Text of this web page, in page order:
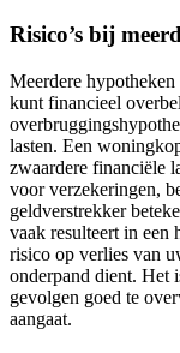
Risico’s bij
Meerdere
kunt financieel
lasten. Een
zwaardere financiële
voor verzekeringen,
geldverstrekker
vaak resulteert in een
risico op verlies van
onderpand dient. Het
gevolgen goed te
aangaat.